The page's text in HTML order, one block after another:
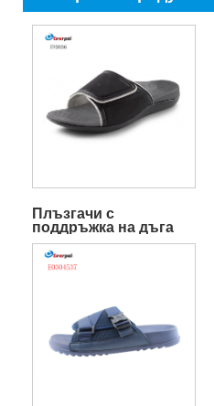
Плъзгачи с
поддръжка на дъга